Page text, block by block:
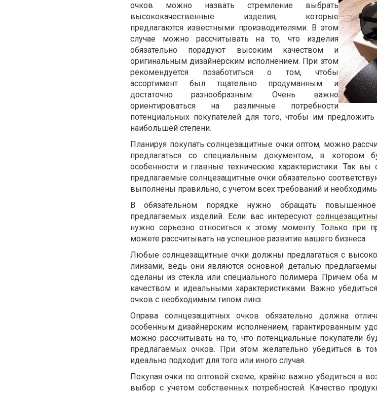
очков можно назвать стремление выбрать
высококачественные изделия, которые
предлагаются известными производителями. В этом
случае можно рассчитывать на то, что изделия
обязательно порадуют высоким качеством и
оригинальным дизайнерским исполнением. При этом
рекомендуется позаботиться о том, чтобы
ассортимент был тщательно продуманным и
достаточно разнообразным. Очень важно
ориентироваться на различные потребности
потенциальных покупателей для того, чтобы им
наибольшей степени.
Планируя покупать солнцезащитные очки оптом, можно
предлагаться со специальным документом, в котором
особенности и главные технические характеристики. Так
предлагаемые солнцезащитные очки обязательно
выполнены правильно, с учетом всех требований и
В обязательном порядке нужно обращать
предлагаемых изделий. Если вас интересуют
нужно серьезно относиться к этому моменту. Только при
можете рассчитывать на успешное развитие вашего бизнеса.
Любые солнцезащитные очки должны предлагаться с
линзами, ведь они являются основной деталью
сделаны из стекла или специального полимера. Причем оба
качеством и идеальными характеристиками. Важно
очков с необходимым типом линз.
Оправа солнцезащитных очков обязательно должна
особенным дизайнерским исполнением, гарантированным
можно рассчитывать на то, что потенциальные покупатели
предлагаемых очков. При этом желательно убедиться в
идеально подходит для того или иного случая.
Покупая очки по оптовой схеме, крайне важно убедиться в
выбор с учетом собственных потребностей. Качество